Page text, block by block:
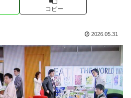
コピー
2026.05.31